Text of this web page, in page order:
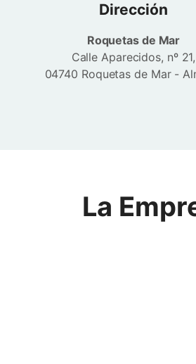
La
Dirección
Roquetas de Mar
Calle Aparecidos, nº 21,
04740 Roquetas de Mar -